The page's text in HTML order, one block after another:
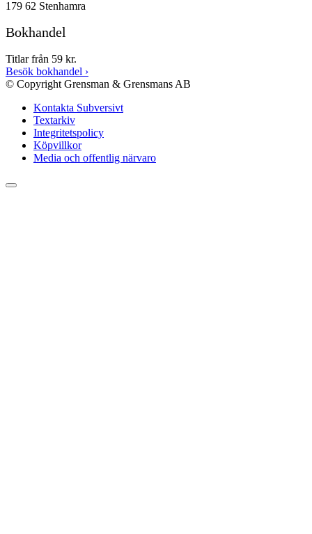
179 62 Stenhamra
Bokhandel
Titlar från 59 kr.
Besök bokhandel ›
© Copyright Grensman & Grensmans AB
Kontakta Subversivt
Textarkiv
Integritetspolicy
Köpvillkor
Media och offentlig närvaro
Rulla